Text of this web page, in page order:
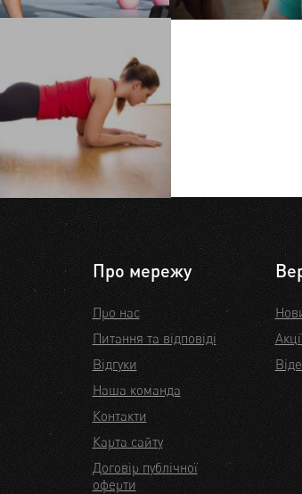
Про мережу
Про нас
Питання та відповіді
Відгуки
Наша команда
Контакти
Карта сайту
Договір публічної
оферти